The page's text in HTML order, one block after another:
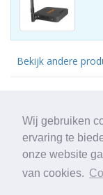
Wij gebruiken
ervaring te
onze website
van cookies.
Bekijk andere